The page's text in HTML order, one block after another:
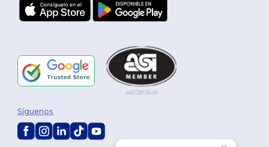
Síguenos